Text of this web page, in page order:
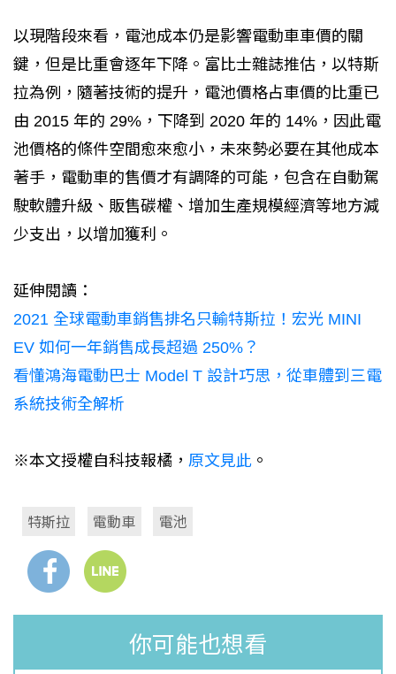
以現階段來看，電池成本仍是影響電動車車價的關
鍵，但是比重會逐年下降。富比士雜誌推估，以特斯
拉為例，隨著技術的提升，電池價格占車價的比重已
由 2015 年的 29%，下降到 2020 年的 14%，因此電
池價格的條件空間愈來愈小，未來勢必要在其他成本
著手，電動車的售價才有調降的可能，包含在自動駕
駛軟體升級、販售碳權、增加生產規模經濟等地方減
少支出，以增加獲利。
延伸閱讀：
2021 全球電動車銷售排名只輸特斯拉！宏光 MINI
EV 如何一年銷售成長超過 250%？
看懂鴻海電動巴士 Model T 設計巧思，從車體到三電
系統技術全解析
※本文授權自科技報橘， 原文見此 。
特斯拉 電動車 電池
你可能也想看